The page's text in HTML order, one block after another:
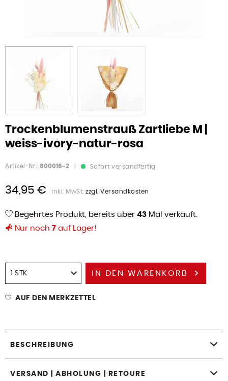
Trockenblumenstrauß Zartliebe M |
weiss-ivory-natur-rosa
Artikel-Nr.: 800016-2 Sofort versandfertig
34,95 € inkl. MwSt. zzgl. Versandkosten
Begehrtes Produkt, bereits über 43 Mal verkauft.
Nur noch 7 auf Lager!
IN DEN WARENKORB
AUF DEN MERKZETTEL
BESCHREIBUNG
VERSAND | ABHOLUNG | RETOURE